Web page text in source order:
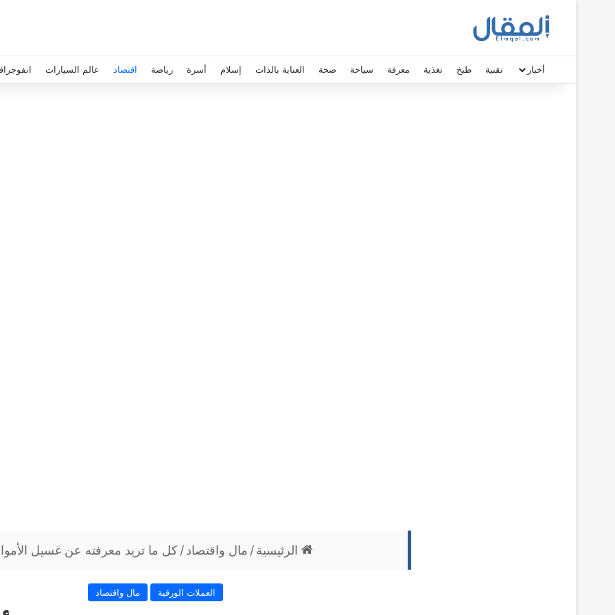
أخبار تقنية طبخ تغذية معرفة سياحة صحة العناية بالذات إسلام أسرة رياضة اقتصاد عالم السيارات
الرئيسية / مال واقتصاد / كل ما تريد معرفته عن غسيل
العملات الورقية مال واقتصاد